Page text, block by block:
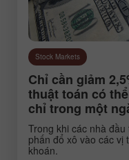
Stock Markets
Chỉ cần giảm
thuật toán có
chỉ trong một
Trong khi các nhà
phấn đổ xô vào các vị
khoán.